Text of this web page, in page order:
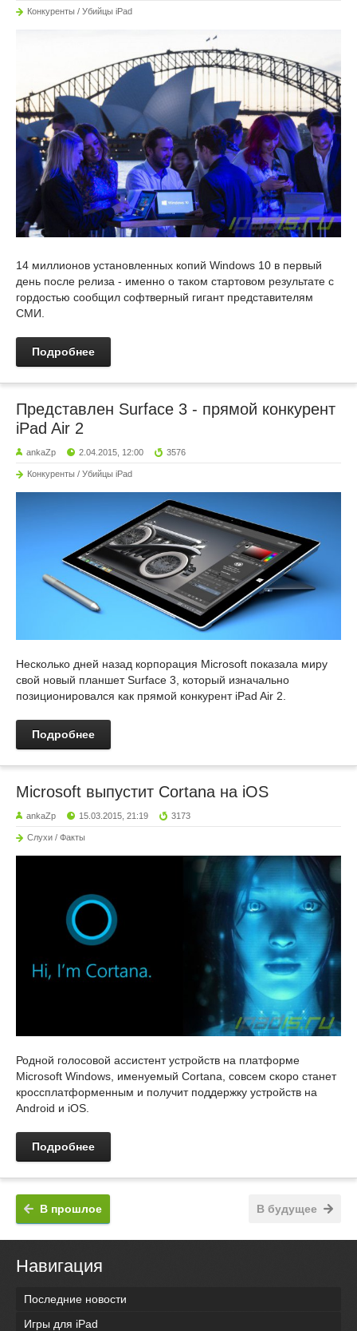
Конкуренты / Убийцы iPad
14 миллионов установленных копий Windows 10 в первый
день после релиза - именно о таком стартовом результате с
гордостью сообщил софтверный гигант представителям
СМИ.
Подробнее
Представлен Surface 3 - прямой конкурент
iPad Air 2
ankaZp 2.04.2015, 12:00 3576
Конкуренты / Убийцы iPad
Несколько дней назад корпорация Microsoft показала миру
свой новый планшет Surface 3, который изначально
позиционировался как прямой конкурент iPad Air 2.
Подробнее
Microsoft выпустит Cortana на iOS
ankaZp 15.03.2015, 21:19 3173
Слухи / Факты
Родной голосовой ассистент устройств на платформе
Microsoft Windows, именуемый Cortana, совсем скоро станет
кроссплатформенным и получит поддержку устройств на
Android и iOS.
Подробнее
В будущее
В прошлое
Навигация
Последние новости
Игры для iPad